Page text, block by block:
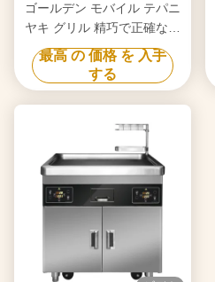
ゴールデン モバイル テパニ
ヤキ グリル 精巧で正確な温
度制御 自由移動 食品級ボー
ド ヒバチ グリルテーブル
最高 の 価格 を 入手
する